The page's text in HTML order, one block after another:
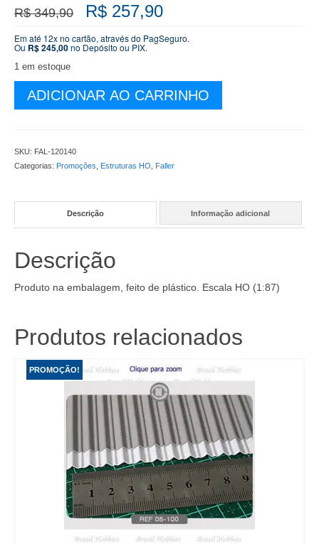
R$349,90 O
preço
original
era:
R$ 257,90O
atual
Em até 12x no cartão, através do PagSeguro.
Ou R$245,00no Depósito ou PIX.
1 em estoque
Barracas
Kit
Montar
FAL-
quantidade
ADICIONAR AO CARRINHO
SKU: FAL-120140
Categorias: Promoções Estruturas HO Faller
Descrição Informação adicional
Descrição
Produto na embalagem, feito de plástico. Escala HO (1:87)
Produtos relacionados
PROMOÇÃO!